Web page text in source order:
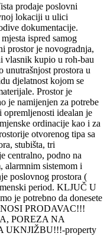
prodaje poslovni
lokaciji u ulici
dokumentacije.
ispred samog
prostor je novogradnja,
vlasnik kupio u roh-bau
unutrašnjost prostora u
djelatnost kojom se
Prostor je
je namijenjen za potrebe
idealan je
ordinacije kao i za
otvorenog tipa sa
stubišta, tri
centralno, podno na
alarmnim sistemom i
poslovnog prostora (
period. KLJUČ U
je potrebno da donesete
PRODAVAC!!!
POREZA NA
UKNJIŽBU!!!-property